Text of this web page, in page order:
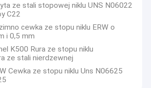
ze stali stopowej niklu UNS N06022
C22
cewka ze stopu niklu ERW o
i 0,5 mm
K500 Rura ze stopu niklu
ze stali nierdzewnej
Cewka ze stopu niklu Uns N06625